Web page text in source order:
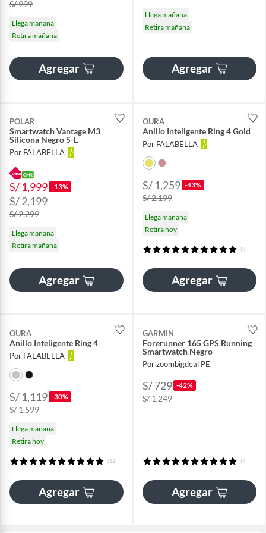
S/ 999
Llega mañana
Retira mañana
Agregar
Llega mañana
Retira mañana
Agregar
POLAR
Smartwatch Vantage M3
Silicona Negro S-L
Por FALABELLA
S/ 1,999 -13%
S/ 2,199
S/ 2,299
Llega mañana
Retira mañana
Agregar
OURA
Anillo Inteligente Ring 4 Gold
Por FALABELLA
S/ 1,259 -43%
S/ 2,199
Llega mañana
Retira hoy
(9)
Agregar
OURA
Anillo Inteligente Ring 4
Por FALABELLA
S/ 1,119 -30%
S/ 1,599
Llega mañana
Retira hoy
(12)
Agregar
GARMIN
Forerunner 165 GPS Running
Smartwatch Negro
Por zoombigdeal PE
S/ 729 -42%
S/ 1,249
(7)
Agregar